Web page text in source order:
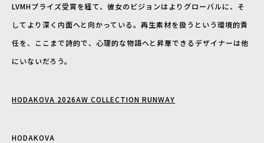
LVMHプライズ受賞を経て、彼女のビジョンはよりグローバルに、そ
してより深く内面へと向かっている。再生素材を扱うという環境的責
任を、ここまで詩的で、心理的な物語へと昇華できるデザイナーは他
にいないだろう。
HODAKOVA 2026AW COLLECTION RUNWAY
HODAKOVA